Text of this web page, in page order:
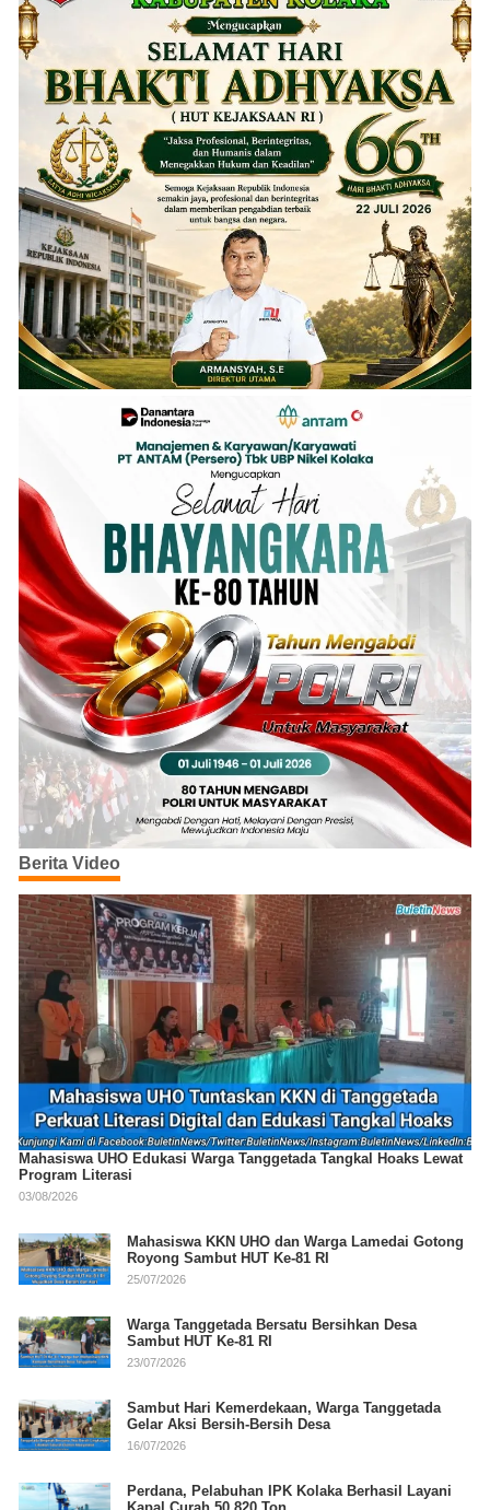
Berita Video
Mahasiswa UHO Edukasi Warga Tanggetada Tangkal Hoaks Lewat
Program Literasi
03/08/2026
Mahasiswa KKN UHO dan Warga Lamedai Gotong
Royong Sambut HUT Ke-81 RI
25/07/2026
Warga Tanggetada Bersatu Bersihkan Desa
Sambut HUT Ke-81 RI
23/07/2026
Sambut Hari Kemerdekaan, Warga Tanggetada
Gelar Aksi Bersih-Bersih Desa
16/07/2026
Perdana, Pelabuhan IPK Kolaka Berhasil Layani